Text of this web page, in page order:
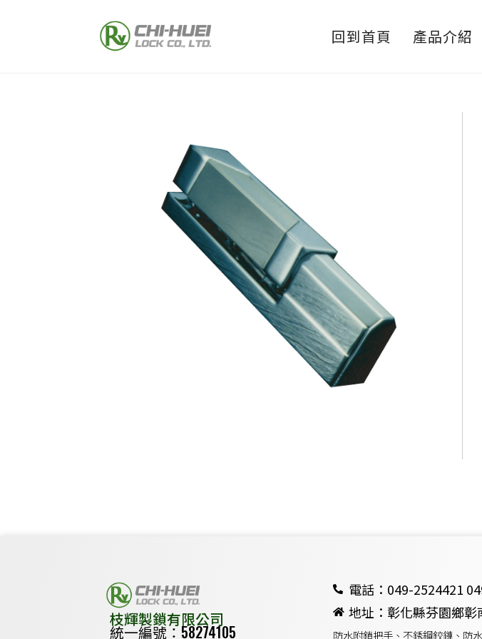
回到首頁 產品介紹
枝輝製鎖有限公司
統一編號：58274105
電話：049-2524421
地址：彰化縣芬園鄉
防水附鎖把手、不銹鋼鉸鏈、防